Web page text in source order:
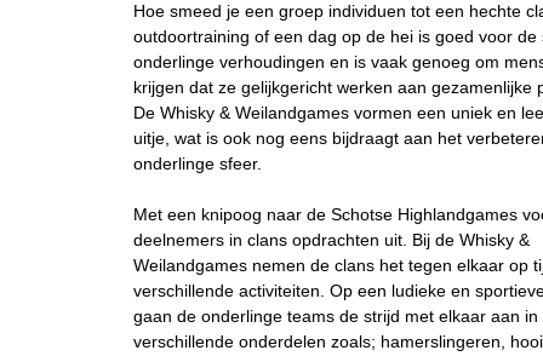
Hoe smeed je een groep individuen tot een hechte
outdoortraining of een dag op de hei is goed voor de
onderlinge verhoudingen en is vaak genoeg om
krijgen dat ze gelijkgericht werken aan gezamenlijke
De Whisky & Weilandgames vormen een uniek en
uitje, wat is ook nog eens bijdraagt aan het
onderlinge sfeer.
Met een knipoog naar de Schotse Highlandgames
deelnemers in clans opdrachten uit. Bij de Whisky &
Weilandgames nemen de clans het tegen elkaar op
verschillende activiteiten. Op een ludieke en
gaan de onderlinge teams de strijd met elkaar aan in
verschillende onderdelen zoals; hamerslingeren,